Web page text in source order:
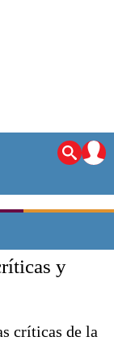
y
críticas de la